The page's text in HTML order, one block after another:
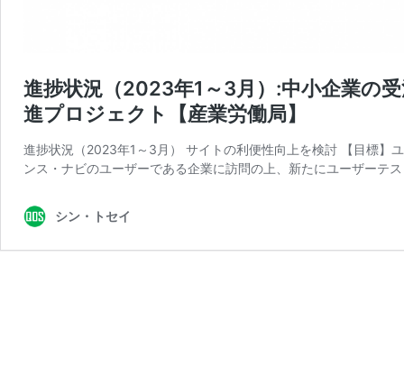
進捗状況（2023年1～3月）:中小企業の
進プロジェクト【産業労働局】
進捗状況（2023年1～3月） サイトの利便性向上を検討 【目標】
ンス・ナビのユーザーである企業に訪問の上、新たにユーザーテ
シン・トセイ